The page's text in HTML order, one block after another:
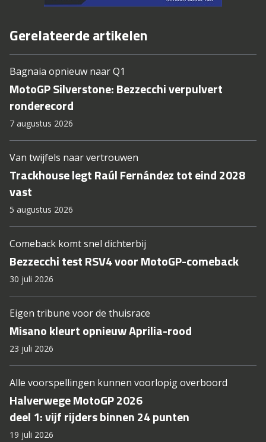
Gerelateerde artikelen
Bagnaia opnieuw naar Q1
MotoGP Silverstone: Bezzecchi verpulvert
ronderecord
7 augustus 2026
Van twijfels naar vertrouwen
Trackhouse legt Raúl Fernández tot eind 2028
vast
5 augustus 2026
Comeback komt snel dichterbij
Bezzecchi test RSV4 voor MotoGP-comeback
30 juli 2026
Eigen tribune voor de thuisrace
Misano kleurt opnieuw Aprilia-rood
23 juli 2026
Alle voorspellingen kunnen voorlopig overboord
Halverwege MotoGP 2026
deel 1: vijf rijders binnen 24 punten
19 juli 2026